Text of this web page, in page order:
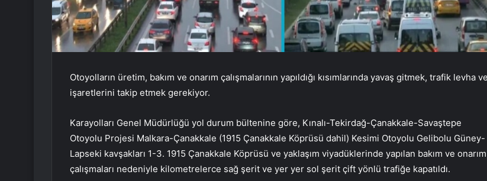
Otoyolların üretim, bakım ve onarım çalışmalarının yapıldığı kısımlarında yavaş gitmek, trafik levha ve
işaretlerini takip etmek gerekiyor.
Karayolları Genel Müdürlüğü yol durum bültenine göre, Kınalı-Tekirdağ-Çanakkale-Savaştepe
Otoyolu Projesi Malkara-Çanakkale (1915 Çanakkale Köprüsü dahil) Kesimi Otoyolu Gelibolu Güney-
Lapseki kavşakları 1-3. 1915 Çanakkale Köprüsü ve yaklaşım viyadüklerinde yapılan bakım ve onarım
çalışmaları nedeniyle kilometrelerce sağ şerit ve yer yer sol şerit çift yönlü trafiğe kapatıldı.